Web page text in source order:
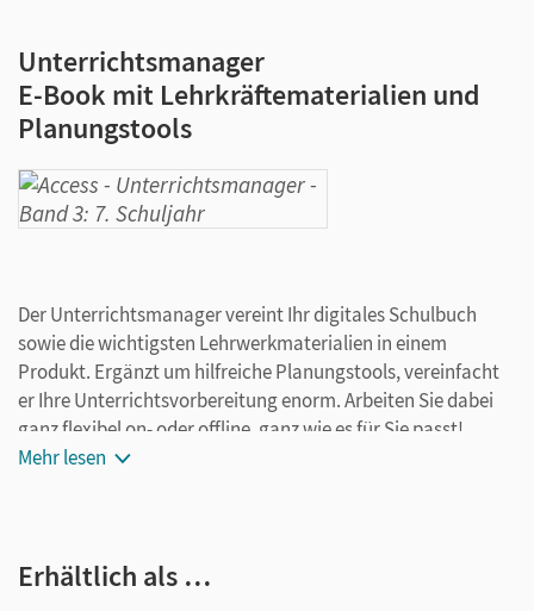
Unterrichtsmanager
E-Book mit Lehrkräftematerialien und
Planungstools
Der Unterrichtsmanager vereint Ihr digitales Schulbuch
sowie die wichtigsten Lehrwerkmaterialien in einem
Produkt. Ergänzt um hilfreiche Planungstools, vereinfacht
er Ihre Unterrichtsvorbereitung enorm. Arbeiten Sie dabei
ganz flexibel on- oder offline, ganz wie es für Sie passt!
Ihr Unterrichtsmanager enthält:
Schulbuch - Lehrkräftefassung als E-Book
Mehr lesen
Erhältlich als …